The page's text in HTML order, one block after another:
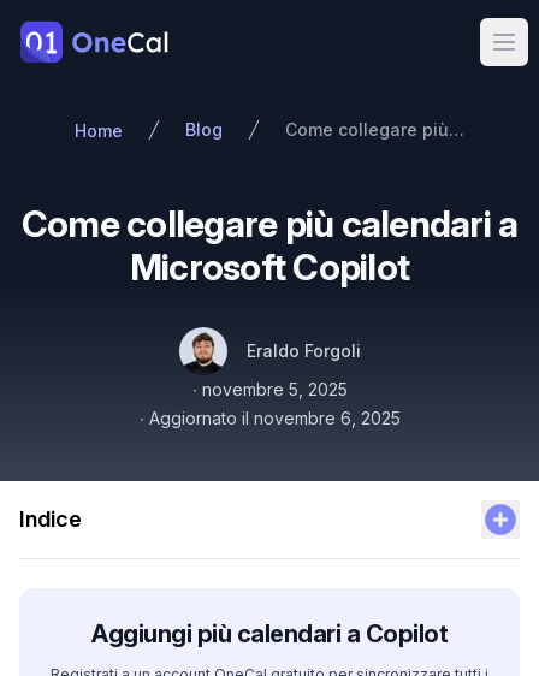
OneCal
Home Blog Come collegare più calendari a Microsoft Copilot
Come collegare più calendari a
Microsoft Copilot
Autori
Nome
Twitter
Eraldo Forgoli
Pubblicato il
∙ novembre 5, 2025
∙ Aggiornato il novembre 6, 2025
Indice
Aggiungi più calendari a Copilot